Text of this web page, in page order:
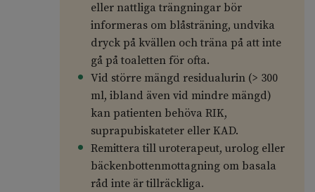
eller nattliga trängningar bör
informeras om blåsträning, undvika
dryck på kvällen och träna på att inte
gå på toaletten för ofta.
Vid större mängd residualurin (> 300
ml, ibland även vid mindre mängd)
kan patienten behöva RIK,
suprapubiskateter eller KAD.
Remittera till uroterapeut, urolog eller
bäckenbottenmottagning om basala
råd inte är tillräckliga.